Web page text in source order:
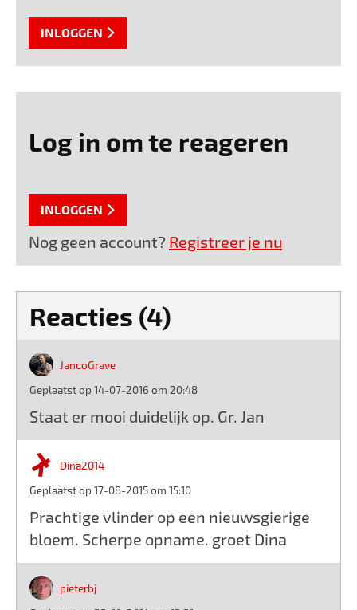
INLOGGEN
Log in om te reageren
INLOGGEN
Nog geen account? Registreer je nu
Reacties (4)
JancoGrave
Geplaatst op 14-07-2016 om 20:48
Staat er mooi duidelijk op. Gr. Jan
Dina2014
Geplaatst op 17-08-2015 om 15:10
Prachtige vlinder op een nieuwsgierige
bloem. Scherpe opname. groet Dina
pieterbj